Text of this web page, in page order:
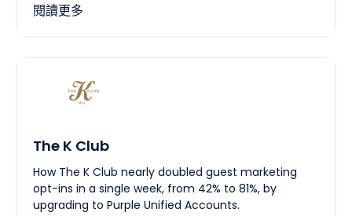
閱讀更多
The K Club
How The K Club nearly doubled guest marketing
opt-ins in a single week, from 42% to 81%, by
upgrading to Purple Unified Accounts.